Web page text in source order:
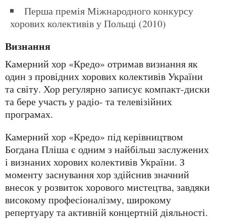
Перша премія Міжнародного конкурсу
хорових колективів у Польщі (2010)
Визнання
Камерний хор «Кредо» отримав визнання як
один з провідних хорових колективів України
та світу. Хор регулярно записує компакт-диски
та бере участь у радіо- та телевізійних
програмах.
Камерний хор «Кредо» під керівництвом
Богдана Пліша є одним з найбільш заслужених
і визнаних хорових колективів України. З
моменту заснування хор здійснив значний
внесок у розвиток хорового мистецтва, завдяки
високому професіоналізму, широкому
репертуару та активній концертній діяльності.